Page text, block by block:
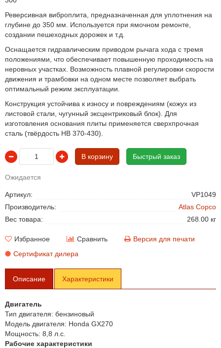
Реверсивная виброплита, предназначенная для уплотнения на
глубине до 350 мм. Используется при ямочном ремонте,
создании пешеходных дорожек и т.д.
Оснащается гидравлическим приводом рычага хода с тремя
положениями, что обеспечивает повышенную проходимость на
неровных участках. Возможность плавной регулировки скорости
движения и трамбовки на одном месте позволяет выбрать
оптимальный режим эксплуатации.
Конструкция устойчива к износу и повреждениям (кожух из
листовой стали, чугунный эксцентриковый блок). Для
изготовления основания плиты применяется сверхпрочная
сталь (твёрдость НВ 370-430).
В корзину Быстрый заказ
Ожидается
Артикул:
VP1049
Производитель:
Atlas Copco
Вес товара:
268.00 кг
Избранное Сравнить
Версия для печати
Сертификат дилера
Описание Характеристики
Двигатель
Тип двигателя: бензиновый
Модель двигателя: Honda GX270
Мощность: 8,8 л.с.
Рабочие характеристики